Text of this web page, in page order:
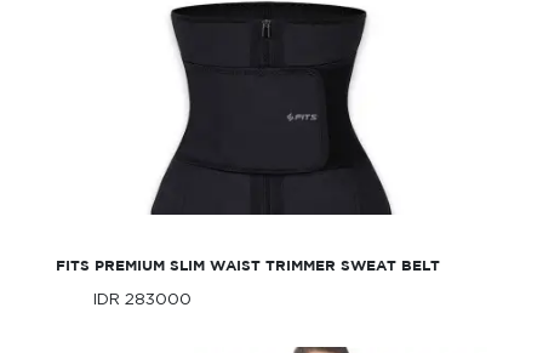
FITS PREMIUM SLIM WAIST TRIMMER SWEAT BELT
IDR 283000
FITS Premium Slim Waist Trimmer Sweat